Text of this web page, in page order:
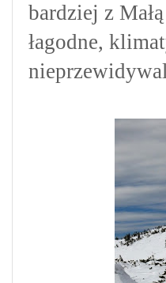
bardziej z
łagodne,